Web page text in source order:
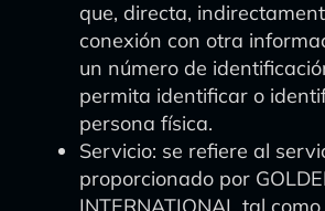
que, directa,
conexión con otra
un número de
permita identificar o
persona física.
Servicio: se refiere al
proporcionado por